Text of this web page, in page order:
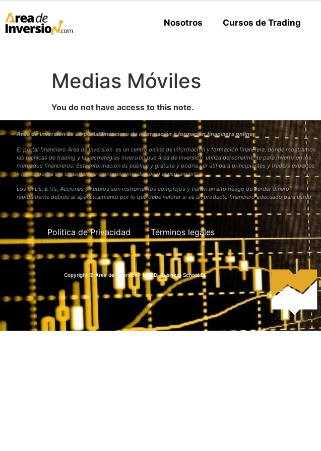
Nosotros Cursos de Trading
Medias Móviles
You do not have access to this note.
Área de Inversión es un portal financiero de información y formación financiera online
El portal financiero Área de Inversión es un centro online de información y formación financiera, donde mostramos
las técnicas de trading y las estrategias inversión que Área de Inversión utiliza personalmente para invertir en los
mercados financieros. Esta Información es pública y gratuita y podría ser útil para principiantes y traders expertos
y nunca podrá ser considerada como recomendación o asesoramiento
Los CFDs, ETfs, Acciones y Futuros son instrumentos complejos y tienen un alto riesgo de perder dinero
rápidamente debido al apalancamiento por lo que debe valorar si es un producto financiero adecuado para usted
Política de Privacidad Términos legales
Copyright © Area de inversion® by CDI Business School SL